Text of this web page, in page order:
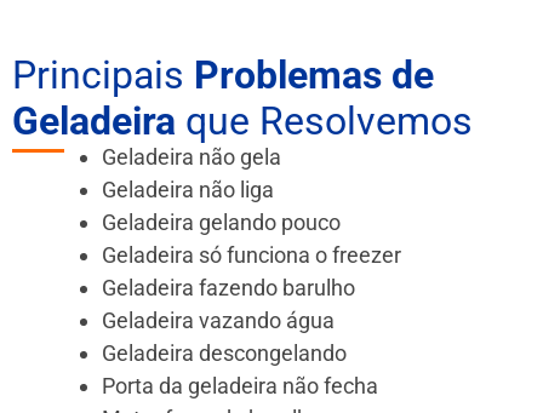
Principais Problemas de
Geladeira que Resolvemos
Geladeira não gela
Geladeira não liga
Geladeira gelando pouco
Geladeira só funciona o freezer
Geladeira fazendo barulho
Geladeira vazando água
Geladeira descongelando
Porta da geladeira não fecha